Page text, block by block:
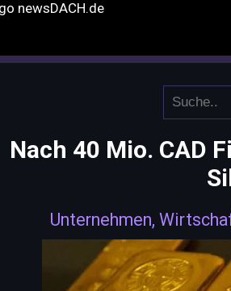
Nach 40 Mio. CAD
Unternehmen,